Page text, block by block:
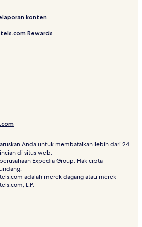
King Abdullah
Fahad
Rajhi
di Makkah
konten
Rewards
Anda untuk membatalkan lebih dari 24
di situs web.
Expedia Group. Hak cipta
adalah merek dagang atau merek
L.P.